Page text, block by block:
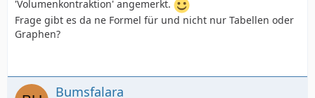
'Volumenkontraktion' angemerkt.
Frage gibt es da ne Formel für und nicht nur Tabellen oder
Graphen?
Bumsfalara